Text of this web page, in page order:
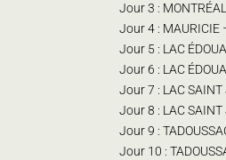
Jour 3 :
Jour 4 : MAURICIE
Jour 5 : LAC
Jour 6 : LAC
Jour 7 : LAC SAINT
Jour 8 : LAC SAINT
Jour 9 :
Jour 10 :